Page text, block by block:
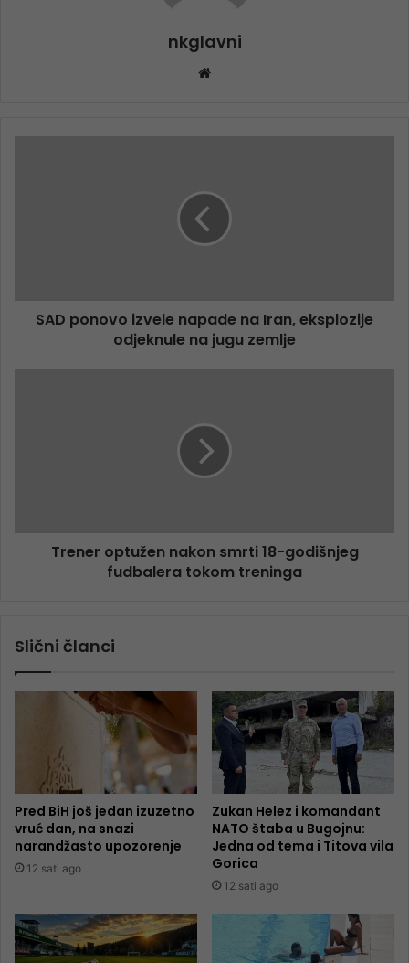
nkglavni
SAD ponovo izvele napade na Iran, eksplozije
odjeknule na jugu zemlje
Trener optužen nakon smrti 18-godišnjeg
fudbalera tokom treninga
Slični članci
Pred BiH još jedan izuzetno
vruć dan, na snazi
narandžasto upozorenje
12 sati ago
Zukan Helez i komandant
NATO štaba u Bugojnu:
Jedna od tema i Titova vila
Gorica
12 sati ago